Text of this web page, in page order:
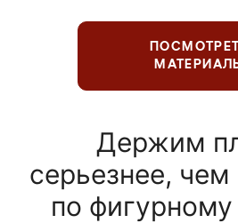
Держим
серьезнее,
по